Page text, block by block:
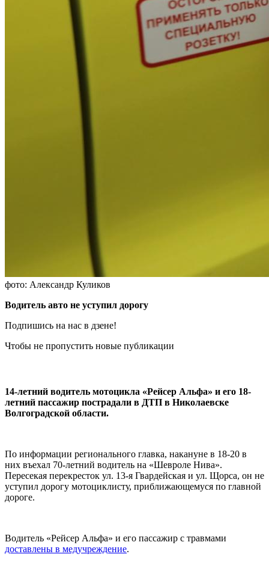
фото: Александр Куликов
Водитель авто не уступил дорогу
Подпишись на нас в дзене!
Чтобы не пропустить новые публикации
14-летний водитель мотоцикла «Рейсер Альфа» и его 18-
летний пассажир пострадали в ДТП в Николаевске
Волгоградской области.
По информации регионального главка, накануне в 18-20 в
них въехал 70-летний водитель на «Шевроле Нива».
Пересекая перекресток ул. 13-я Гвардейская и ул. Щорса, он не
уступил дорогу мотоциклисту, приближающемуся по главной
дороге.
Водитель «Рейсер Альфа» и его пассажир с травмами
доставлены в медучреждение.